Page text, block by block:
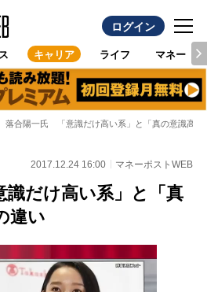
ログイン
キャリア ライフ マネー
落合陽一氏 「意識だけ高い系」と「真の意識高い
2017.12.24 16:00 マネーポストWEB
だけ高い系」と「真
違い